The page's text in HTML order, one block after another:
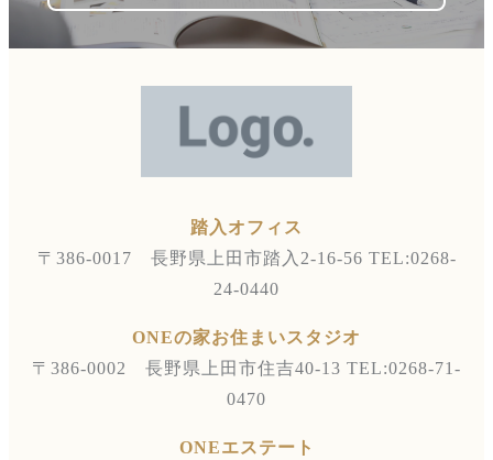
踏入オフィス
〒386-0017 長野県上田市踏入2-16-56 TEL:0268-
24-0440
ONEの家お住まいスタジオ
〒386-0002 長野県上田市住吉40-13 TEL:0268-71-
0470
ONEエステート